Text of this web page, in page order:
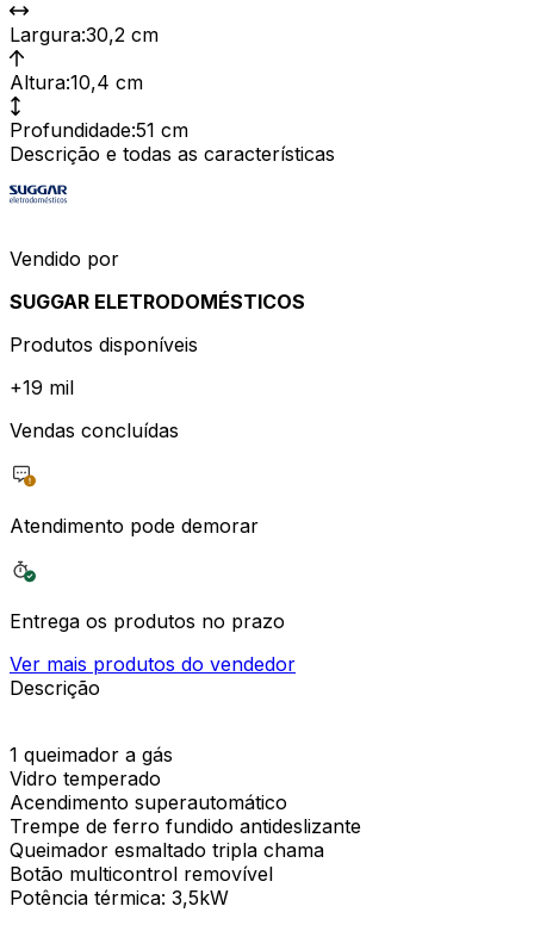
Largura:30,2 cm
Altura:10,4 cm
Profundidade:51 cm
Descrição e todas as características
Vendido por
SUGGAR ELETRODOMÉSTICOS
Produtos disponíveis
+19 mil
Vendas concluídas
Atendimento pode demorar
Entrega os produtos no prazo
Ver mais produtos do vendedor
Descrição
1 queimador a gás
Vidro temperado
Acendimento superautomático
Trempe de ferro fundido antideslizante
Queimador esmaltado tripla chama
Botão multicontrol removível
Potência térmica: 3,5kW